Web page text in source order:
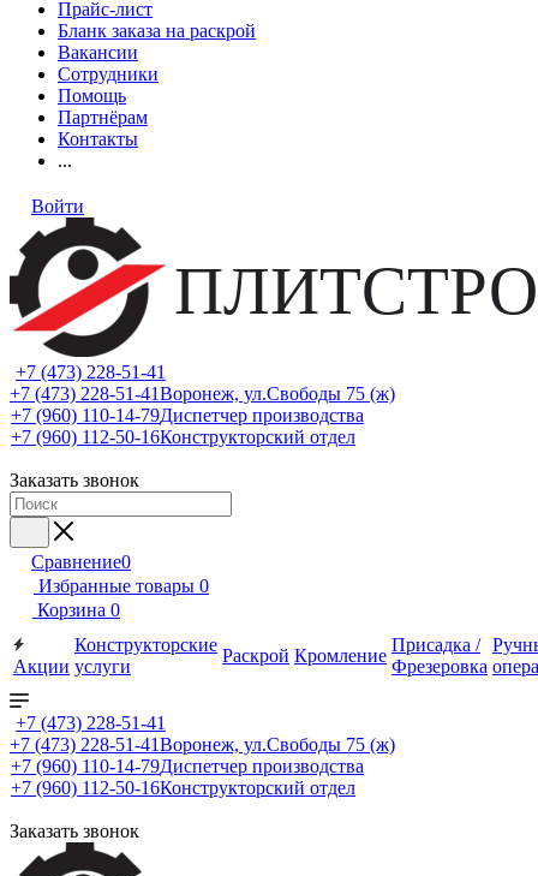
Прайс-лист
Бланк заказа на раскрой
Вакансии
Сотрудники
Помощь
Партнёрам
Контакты
...
Войти
+7 (473) 228-51-41
+7 (473) 228-51-41Воронеж, ул.Свободы 75 (ж)
+7 (960) 110-14-79Диспетчер производства
+7 (960) 112-50-16Конструкторский отдел
Заказать звонок
Сравнение0
Избранные товары 0
Корзина 0
Акции
Конструкторские
услуги
Раскрой Кромление
Присадка /
Фрезеровка
+7 (473) 228-51-41
+7 (473) 228-51-41Воронеж, ул.Свободы 75 (ж)
+7 (960) 110-14-79Диспетчер производства
+7 (960) 112-50-16Конструкторский отдел
Заказать звонок